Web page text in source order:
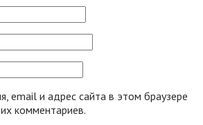
email и адрес сайта в этом браузере
комментариев.